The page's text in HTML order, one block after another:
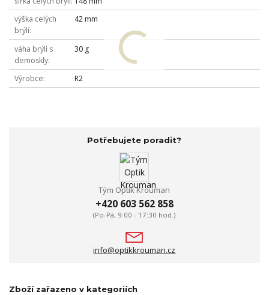
výška celých
brýlí
42 mm
váha brýlí s
demoskly
30 g
Výrobce R2
Potřebujete poradit?
Tým Optik Krouman
+420 603 562 858
(Po-Pá, 9:00 - 17:30 hod.)
info@optikkrouman.cz
Zboží zařazeno v kategoriích